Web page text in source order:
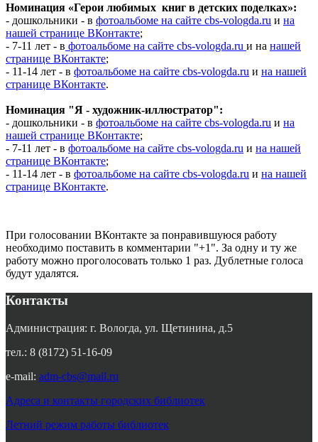
Номинация «Герои любимых книг в детских поделках»:
- дошкольники - в фотоальбоме на сайте cbs-vologda.ru и на
нашей странице ВКонтакте;
- 7-11 лет - в фотоальбоме на сайте cbs-vologda.ru и на нашей
странице ВКонтакте;
- 11-14 лет - в фотоальбоме на сайте cbs-vologda.ru и на нашей
странице ВКонтакте.
Номинация "Я - художник-иллюстратор":
- дошкольники - в фотоальбоме на сайте cbs-vologda.ru и на
нашей странице ВКонтакте;
- 7-11 лет - в фотоальбоме на сайте cbs-vologda.ru и на нашей
странице ВКонтакте;
- 11-14 лет - в фотоальбоме на сайте cbs-vologda.ru и на нашей
странице ВКонтакте.
При голосовании ВКонтакте за понравившуюся работу
необходимо поставить в комментарии "+1". За одну и ту же
работу можно проголосовать только 1 раз. Дублетные голоса
будут удалятся.
Контакты
Администрация: г. Вологда, ул. Щетинина, д.5
тел.: 8 (8172) 51-16-09
e-mail: adm-cbs@mail.ru
Адреса и контакты городских библиотек
Летний режим работы библиотек